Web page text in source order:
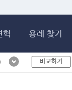
혁 용례 찾기
비교하기